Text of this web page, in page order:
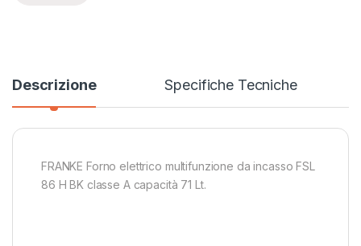
Descrizione Specifiche Tecniche
FRANKE Forno elettrico multifunzione da incasso FSL
86 H BK classe A capacità 71 Lt.